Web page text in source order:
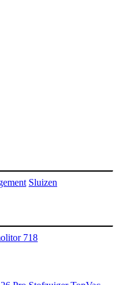
Sluizen
718